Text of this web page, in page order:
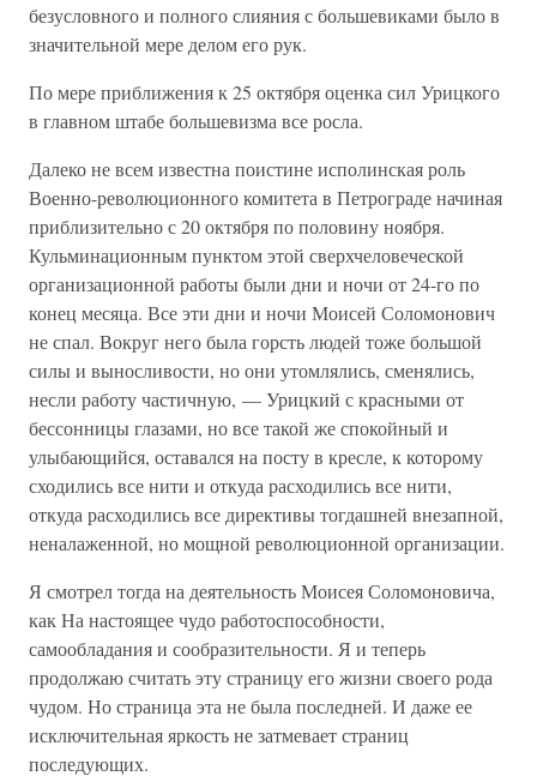
безусловного и полного слияния с большевиками было в
значительной мере делом его рук.
По мере приближения к 25 октября оценка сил Урицкого
в главном штабе большевизма все росла.
Далеко не всем известна поистине исполинская роль
Военно-революционного комитета в Петрограде начиная
приблизительно с 20 октября по половину ноября.
Кульминационным пунктом этой сверхчеловеческой
организационной работы были дни и ночи от 24-го по
конец месяца. Все эти дни и ночи Моисей Соломонович
не спал. Вокруг него была горсть людей тоже большой
силы и выносливости, но они утомлялись, сменялись,
несли работу частичную, — Урицкий с красными от
бессонницы глазами, но все такой же спокойный и
улыбающийся, оставался на посту в кресле, к которому
сходились все нити и откуда расходились все нити,
откуда расходились все директивы тогдашней внезапной,
неналаженной, но мощной революционной организации.
Я смотрел тогда на деятельность Моисея Соломоновича,
как На настоящее чудо работоспособности,
самообладания и сообразительности. Я и теперь
продолжаю считать эту страницу его жизни своего рода
чудом. Но страница эта не была последней. И даже ее
исключительная яркость не затмевает страниц
последующих.